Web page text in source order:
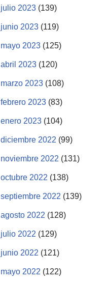
julio 2023 (139)
junio 2023 (119)
mayo 2023 (125)
abril 2023 (120)
marzo 2023 (108)
febrero 2023 (83)
enero 2023 (104)
diciembre 2022 (99)
noviembre 2022 (131)
octubre 2022 (138)
septiembre 2022 (139)
agosto 2022 (128)
julio 2022 (129)
junio 2022 (121)
mayo 2022 (122)